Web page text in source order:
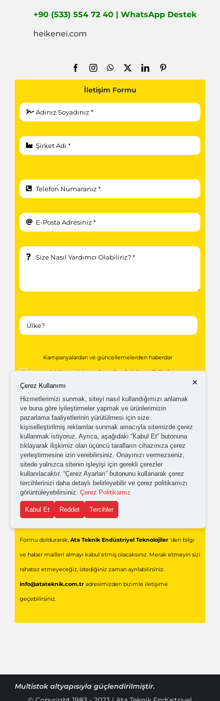
+90 (533) 554 72 40 | WhatsApp Destek
heikenei.com
İletişim Formu
Kampanyalardan ve güncellemelerden haberdar
olabilmem için tarafımaticari elektronik ileti
gönderilmesini kabul ediyorum.
Kişisel verilerimin işlenmesine yönelikaydınlatma ve
açık rıza metni 'ni okudum,onaylıyorum.
Gönder
Formu doldurarak, Ata Teknik Endüstriyel Teknolojiler'den bilgi
ve haber mailleri almayı kabul etmiş olacaksınız. Merak etmeyin sizi
rahatsız etmeyeceğiz, istediğiniz zaman ayrılabilirsiniz.
info@atateknik.com.tradresimizden bizimle iletişime
geçebilirsiniz.
Multistok altyapısıyla güçlendirilmiştir.
×
Çerez Kullanımı
Hizmetlerimizi sunmak, siteyi nasıl kullandığımızı anlamak
ve buna göre iyileştirmeler yapmak ve ürünlerimizin
pazarlama faaliyetlerinin yürütülmesi için size
kişiselleştirilmiş reklamlar sunmak amacıyla sitemizde çerez
kullanmak istiyoruz. Ayrıca, aşağıdaki “Kabul Et” butonuna
tıklayarak ilişkimiz olan üçüncü tarafların cihazınıza çerez
yerleştirmesine izin verebilirsiniz. Onayınızı vermezseniz,
sitede yalnızca sitenin işleyişi için gerekli çerezler
kullanılacaktır. “Çerez Ayarları” butonunu kullanarak çerez
tercihlerinizi daha detaylı belirleyebilir ve çerez politikamızı
görüntüleyebilirsiniz. Çerez Politikamız
Kabul Et Reddet Tercihler